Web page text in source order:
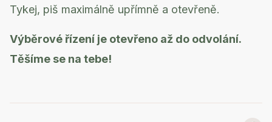
Tykej, piš maximálně upřímně a otevřeně.
Výběrové řízení je otevřeno až do odvolání.
Těšíme se na tebe!